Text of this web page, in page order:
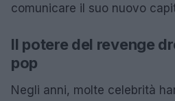
comunicare il suo nuovo
Il potere del revenge
pop
Negli anni, molte celebrità